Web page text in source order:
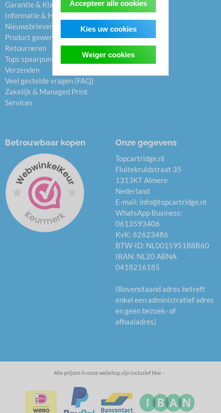
Garantie & Klachten
Informatie & Helpcentrum
Nieuwsbrieven
Product gewenst
Retourneren
Tops spaarpunten
Verzenden
Veel gestelde vragen (FAQ)
Zakelijk & Managed Print
Services
Onze gegevens
Topcartridge.nl
Fluitekruidstraat 35
1313KT Almere
Nederland
E-mail: info@topcartridge.nl
WhatsApp Business:
0613593406
KvK: 62623486
BTW-ID: NL001595188B60
IBAN: NL20 ABNA
0418216185
(Bovenstaand adres betreft
enkel een administratief adres
en geen bezoek- of
afhaaladres)
Betrouwbaar kopen
Alle prijzen in onze webshop zijn inclusief btw -
Accepteer alle cookies
Kies uw cookies
Weiger cookies